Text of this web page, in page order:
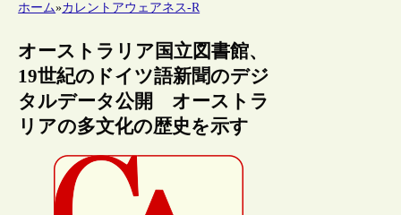
ホーム»カレントアウェアネス-R
オーストラリア国立図書館、
19世紀のドイツ語新聞のデジ
タルデータ公開 オーストラ
リアの多文化の歴史を示す